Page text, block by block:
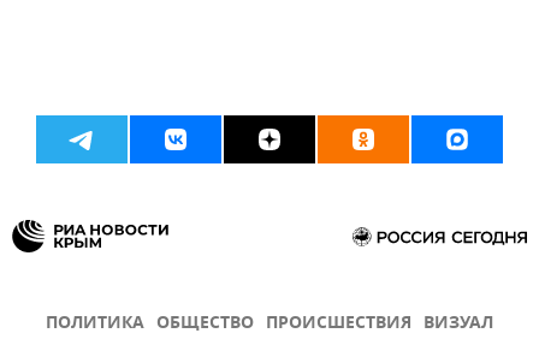
ПОЛИТИКА ОБЩЕСТВО ПРОИСШЕСТВИЯ ВИЗУАЛ